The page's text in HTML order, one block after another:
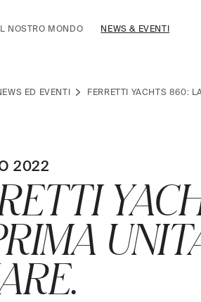
NOSTRO MONDO NEWS & EVENTI
ED EVENTI FERRETTI YACHTS 860:
2022